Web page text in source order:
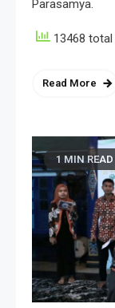
Parasamya.
13468 total
Read More
1 MIN READ